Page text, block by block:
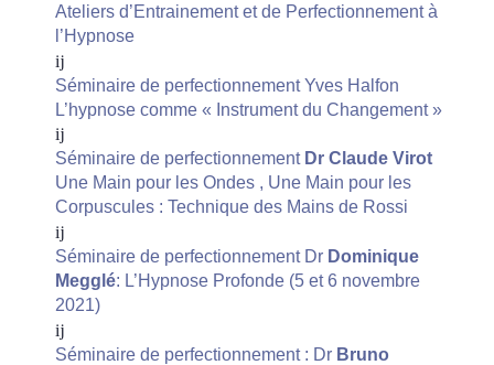
Ateliers d’Entrainement et de Perfectionnement à
l’Hypnose
Séminaire de perfectionnement Yves Halfon
L’hypnose comme « Instrument du Changement »
Séminaire de perfectionnement Dr Claude Virot
Une Main pour les Ondes , Une Main pour les
Corpuscules : Technique des Mains de Rossi
Séminaire de perfectionnement Dr Dominique
Megglé: L’Hypnose Profonde (5 et 6 novembre
2021)
Séminaire de perfectionnement : Dr Bruno